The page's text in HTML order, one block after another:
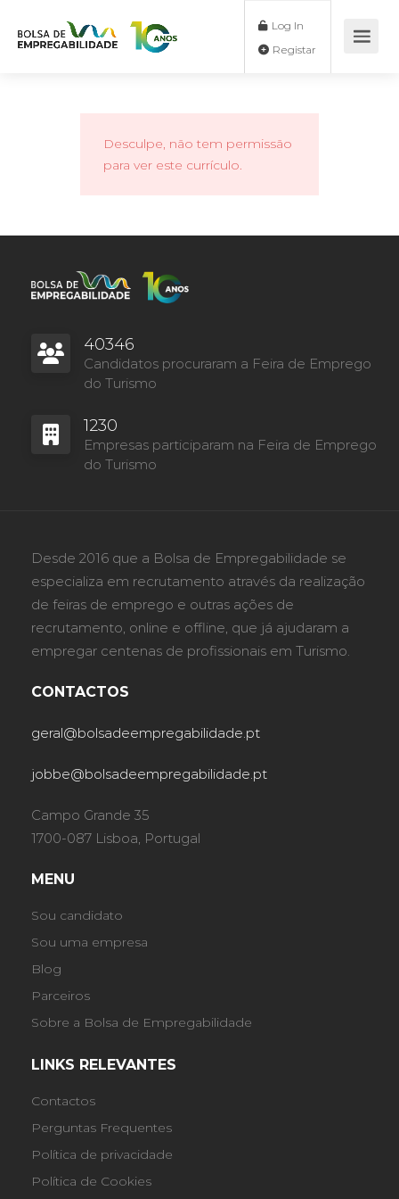
Log In
Desculpe, não tem permissão
para ver este currículo.
40346
Candidatos procuraram a Feira de Emprego
do Turismo
1230
Empresas participaram na Feira de Emprego
do Turismo
Desde 2016 que a Bolsa de Empregabilidade se
especializa em recrutamento através da realização
de feiras de emprego e outras ações de
recrutamento, online e offline, que já ajudaram a
empregar centenas de profissionais em Turismo.
CONTACTOS
geral@bolsadeempregabilidade.pt
jobbe@bolsadeempregabilidade.pt
Campo Grande 35
1700-087 Lisboa, Portugal
MENU
Sou candidato
Sou uma empresa
Blog
Parceiros
Sobre a Bolsa de Empregabilidade
LINKS RELEVANTES
Contactos
Perguntas Frequentes
Política de privacidade
Política de Cookies